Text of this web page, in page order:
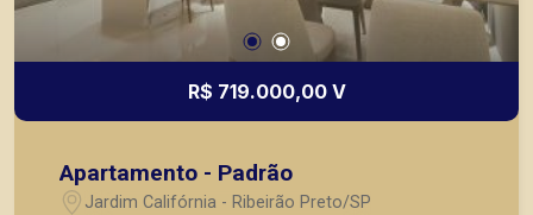
R$ 719.000,00 V
Apartamento - Padrão
Jardim Califórnia - Ribeirão Preto/SP